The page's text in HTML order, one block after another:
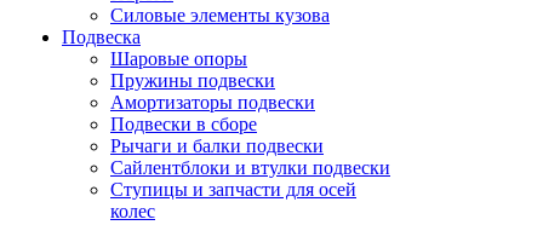
Силовые элементы кузова
Подвеска
Шаровые опоры
Пружины подвески
Амортизаторы подвески
Подвески в сборе
Рычаги и балки подвески
Сайлентблоки и втулки подвески
Ступицы и запчасти для осей
колес